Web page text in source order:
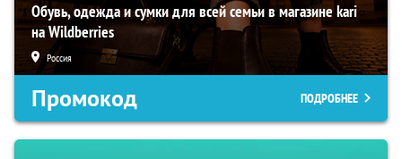
Обувь, одежда и сумки для всей семьи в магазине kari
на Wildberries
Россия
Промокод ПОДРОБНЕЕ